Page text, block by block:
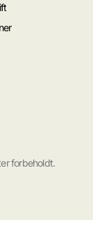
forbeholdt.